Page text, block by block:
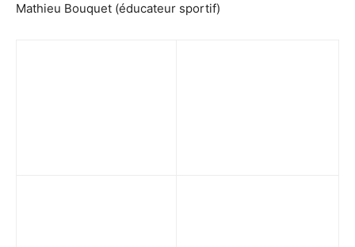
Mathieu Bouquet (éducateur sportif)